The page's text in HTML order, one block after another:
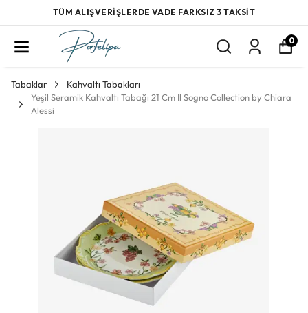
TÜM ALIŞVERİŞLERDE VADE FARKSIZ 3 TAKSİT
0
Tabaklar
Kahvaltı Tabakları
Yeşil Seramik Kahvaltı Tabağı 21 Cm Il Sogno Collection by Chiara
Alessi